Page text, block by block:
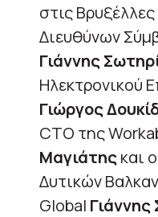
στις Βρυξέλλες
Διευθύνων
Γιάννης
Ηλεκτρονικού
Γιώργος
CTO της
Μαγιάτηςκαι
Δυτικών
Global